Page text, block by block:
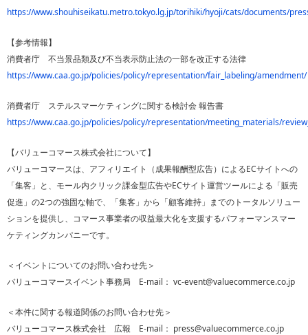
https://www.shouhiseikatu.metro.tokyo.lg.jp/torihiki/hyoji/cats/documents/
【参考情報】
消費者庁 不当景品類及び不当表示防止法の一部を改正する法律
https://www.caa.go.jp/policies/policy/representation/fair_labeling/amendment/
消費者庁 ステルスマーケティングに関する検討会 報告書
https://www.caa.go.jp/policies/policy/representation/meeting_materials/
【バリューコマース株式会社について】
バリューコマースは、アフィリエイト（成果報酬型広告）によるECサイトへの
「集客」と、モール内クリック課金型広告やECサイト運営ツールによる「販売
促進」の2つの強固な軸で、「集客」から「顧客維持」までのトータルソリュー
ションを提供し、コマース事業者の収益最大化を支援するパフォーマンスマー
ケティングカンパニーです。
＜イベントについてのお問い合わせ先＞
バリューコマースイベント事務局 E-mail： vc-event@valuecommerce.co.jp
＜本件に関する報道関係のお問い合わせ先＞
バリューコマース株式会社 広報 E-mail： press@valuecommerce.co.jp